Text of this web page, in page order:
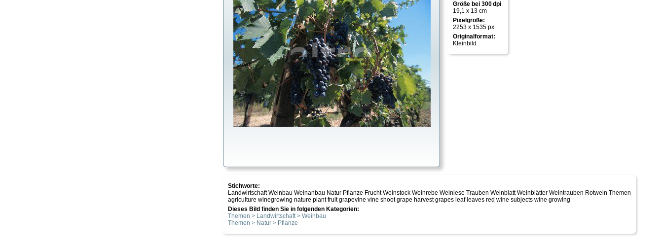
Größe bei 300 dpi
19,1 x 13 cm
Pixelgröße:
2253 x 1535 px
Originalformat:
Kleinbild
Stichworte:
Landwirtschaft Weinbau Weinanbau Natur Pflanze Frucht Weinstock Weinrebe Weinlese Trauben Weinblatt Weinblätter Weintrauben Rotwein Themen
agriculture winegrowing nature plant fruit grapevine vine shoot grape harvest grapes leaf leaves red wine subjects wine growing
Dieses Bild finden Sie in folgenden Kategorien:
Themen > Landwirtschaft > Weinbau
Themen > Natur > Pflanze